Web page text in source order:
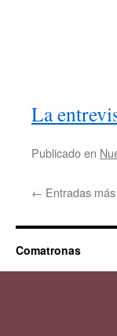
La
Publicado en
← Entradas
Comatronas